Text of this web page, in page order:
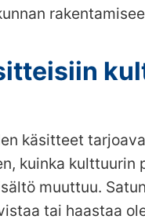
käsitteet
kuinka
muuttuu.
tai haastaa